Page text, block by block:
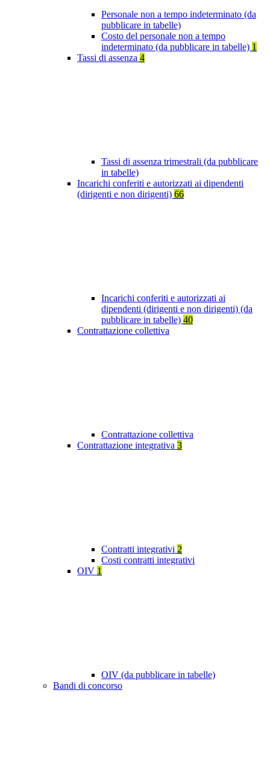
Personale non a tempo indeterminato (da
pubblicare in tabelle)
Costo del personale non a tempo
indeterminato (da pubblicare in tabelle) 1
Tassi di assenza 4
Tassi di assenza trimestrali (da pubblicare
in tabelle)
Incarichi conferiti e autorizzati ai dipendenti
(dirigenti e non dirigenti) 66
Incarichi conferiti e autorizzati ai
dipendenti (dirigenti e non dirigenti) (da
pubblicare in tabelle) 40
Contrattazione collettiva
Contrattazione collettiva
Contrattazione integrativa 3
Contratti integrativi 2
Costi contratti integrativi
OIV 1
OIV (da pubblicare in tabelle)
Bandi di concorso